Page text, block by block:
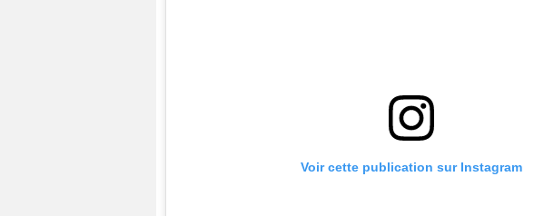
Voir cette publication sur Instagram